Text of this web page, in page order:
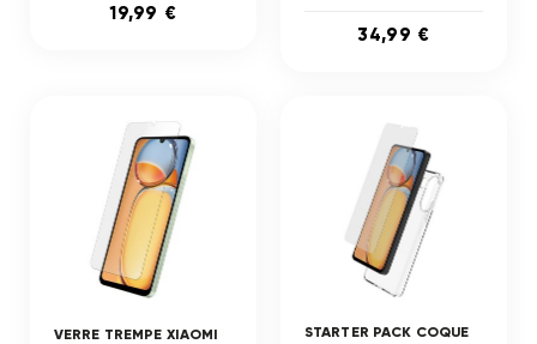
19,99 €
34,99 €
VERRE TREMPE XIAOMI
STARTER PACK COQUE